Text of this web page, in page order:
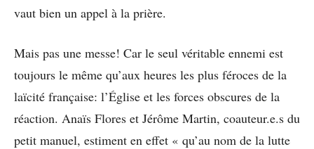
vaut bien un appel à la prière.
Mais pas une messe! Car le seul véritable ennemi est
toujours le même qu’aux heures les plus féroces de la
laïcité française: l’Église et les forces obscures de la
réaction. Anaïs Flores et Jérôme Martin, coauteur.e.s du
petit manuel, estiment en effet « qu’au nom de la lutte